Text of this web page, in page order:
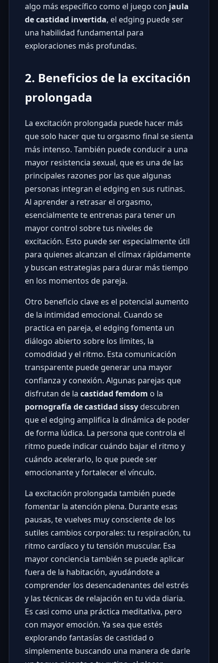
algo más específico como el juego con jaula
de castidad invertida, el edging puede ser
una habilidad fundamental para
exploraciones más profundas.
2. Beneficios de la excitación
prolongada
La excitación prolongada puede hacer más
que solo hacer que tu orgasmo final se sienta
más intenso. También puede conducir a una
mayor resistencia sexual, que es una de las
principales razones por las que algunas
personas integran el edging en sus rutinas.
Al aprender a retrasar el orgasmo,
esencialmente te entrenas para tener un
mayor control sobre tus niveles de
excitación. Esto puede ser especialmente útil
para quienes alcanzan el clímax rápidamente
y buscan estrategias para durar más tiempo
en los momentos de pareja.
Otro beneficio clave es el potencial aumento
de la intimidad emocional. Cuando se
practica en pareja, el edging fomenta un
diálogo abierto sobre los límites, la
comodidad y el ritmo. Esta comunicación
transparente puede generar una mayor
confianza y conexión. Algunas parejas que
disfrutan de la castidad femdom o la
pornografía de castidad sissydescubren
que el edging amplifica la dinámica de poder
de forma lúdica. La persona que controla el
ritmo puede indicar cuándo bajar el ritmo y
cuándo acelerarlo, lo que puede ser
emocionante y fortalecer el vínculo.
La excitación prolongada también puede
fomentar la atención plena. Durante esas
pausas, te vuelves muy consciente de los
sutiles cambios corporales: tu respiración, tu
ritmo cardíaco y tu tensión muscular. Esa
mayor conciencia también se puede aplicar
fuera de la habitación, ayudándote a
comprender los desencadenantes del estrés
y las técnicas de relajación en tu vida diaria.
Es casi como una práctica meditativa, pero
con mayor emoción. Ya sea que estés
explorando fantasías de castidad o
simplemente buscando una manera de darle